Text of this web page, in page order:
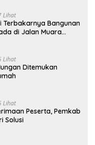
Lihat
Terbakarnya Bangunan
di Jalan Muara
Lihat
Ditemukan
Lihat
Peserta, Pemkab
Solusi